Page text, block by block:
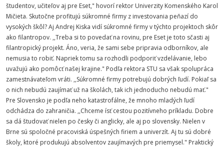
študentov, učiteľov aj pre Eset," hovorí rektor Univerzity Komenského Karol
Mičieta. Skutočne profitujú súkromné firmy z investovania peňazí do
vysokých škôl? Aj Andrej Kiska vidí súkromné firmy v týchto projektoch skôr
ako filantropov. ,,Treba si to povedať na rovinu, pre Eset je toto sčasti aj
filantropický projekt. Áno, veria, že sami sebe pripravia odborníkov, ale
nemusia to robiť. Napriek tomu sa rozhodli podporiť vzdelávanie, lebo
uvažujú ako pomôcť našej krajine." Podľa rektora STU sa však spolupráca
zamestnávateľom vráti. ,,Súkromné firmy potrebujú dobrých ľudí. Pokiaľ sa
o nich nebudú zaujímať už na školách, tak ich jednoducho nebudú mať."
Pre Slovensko je podľa neho katastrofálne, že mnoho mladých ľudí
odchádza do zahraničia. ,,Chceme ísť cestou pozitívneho príkladu. Dobre
sa dá študovať nielen po česky či anglicky, ale aj po slovensky. Nielen v
Brne sú spoločné pracoviská úspešných firiem a univerzít. Aj tu sú dobré
školy, ktoré produkujú absolventov zaujímavých pre priemysel." Praktický